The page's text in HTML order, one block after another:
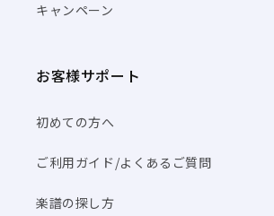
キャンペーン
お客様サポート
初めての方へ
ご利用ガイド/よくあるご質問
楽譜の探し方